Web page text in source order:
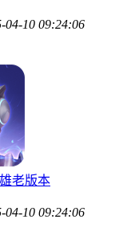
04-10 09:24:06
老版本
04-10 09:24:06